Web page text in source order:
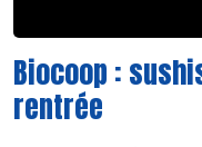
Biocoop :
rentrée